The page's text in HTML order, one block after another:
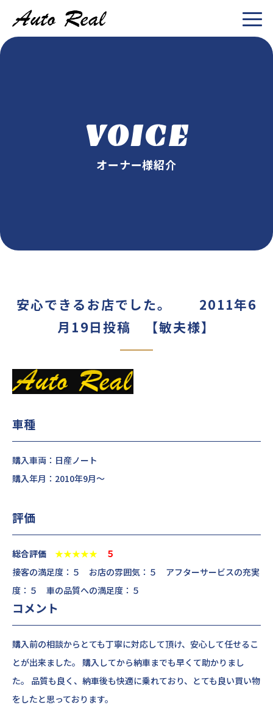
VOICE
オーナー様紹介
安心できるお店でした。 2011年6
月19日投稿 【敏夫様】
車種
購入車両：日産ノート
購入年月：2010年9月～
評価
総合評価 ★★★★★
５
接客の満足度：５ お店の雰囲気：５ アフターサービスの充実
度：５ 車の品質への満足度：５
コメント
購入前の相談からとても丁寧に対応して頂け、安心して任せるこ
とが出来ました。 購入してから納車までも早くて助かりまし
た。 品質も良く、納車後も快適に乗れており、とても良い買い物
をしたと思っております。